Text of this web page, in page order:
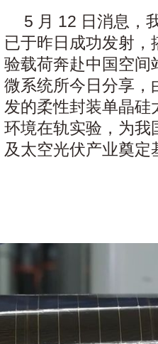
5 月 12 日消息，
已于昨日成功发射
验载荷奔赴中国空间
微系统所今日分享，
发的柔性封装单晶硅
环境在轨实验 ，为
及太空光伏产业奠定